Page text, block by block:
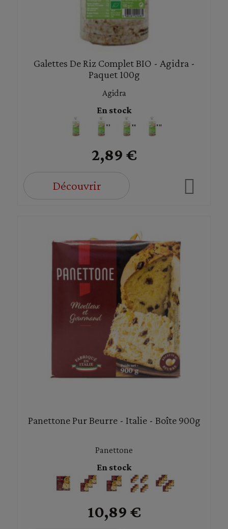
Galettes De Riz Complet BIO - Agidra -
Paquet 100g
Agidra
En stock
2,89 €
Découvrir
Panettone Pur Beurre - Italie - Boîte 900g
Panettone
En stock
10,89 €